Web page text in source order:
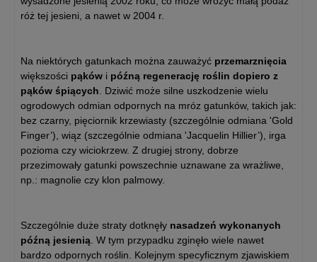
róż tej jesieni, a nawet w 2004 r.
Na niektórych gatunkach można zauważyć przemarznięcia
większości pąków i późną regenerację roślin dopiero z
pąków śpiących . Dziwić może silne uszkodzenie wielu
ogrodowych odmian odpornych na mróz gatunków, takich jak:
bez czarny, pięciornik krzewiasty (szczególnie odmiana 'Gold
Finger’), wiąz (szczególnie odmiana 'Jacquelin Hillier’), irga
pozioma czy wiciokrzew. Z drugiej strony, dobrze
przezimowały gatunki powszechnie uznawane za wrażliwe,
np.: magnolie czy klon palmowy.
Szczególnie duże straty dotknęły nasadzeń wykonanych
późną jesienią . W tym przypadku zginęło wiele nawet
bardzo odpornych roślin. Kolejnym specyficznym zjawiskiem